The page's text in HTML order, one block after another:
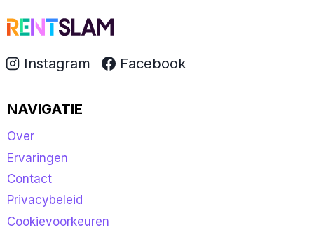
HET
ABONNEMENT
RENTSLAM
KOSTEN?
Instagram Facebook
NAVIGATIE
Over
Ervaringen
Contact
Privacybeleid
Cookievoorkeuren